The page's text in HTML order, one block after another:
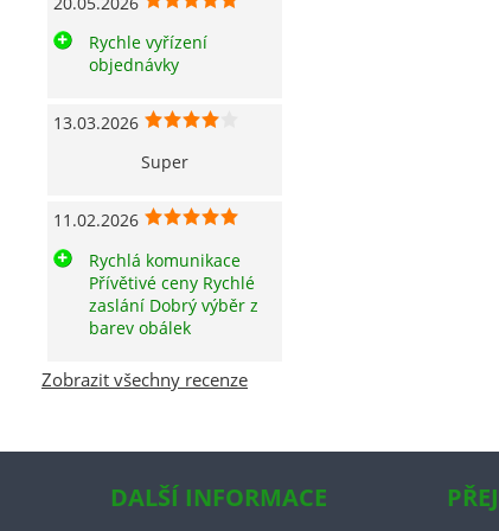
Rychle vyřízení
objednávky
13.03.2026
Super
11.02.2026
Rychlá komunikace
Přívětivé ceny Rychlé
zaslání Dobrý výběr z
barev obálek
Zobrazit všechny recenze
DALŠÍ INFORMACE